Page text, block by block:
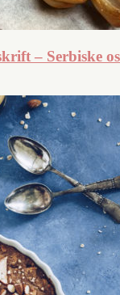
– Serbiske